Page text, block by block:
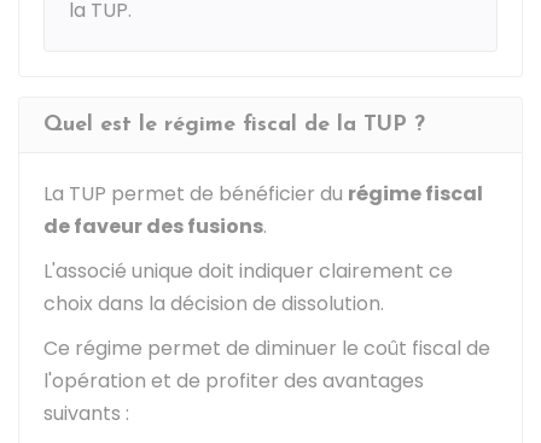
la TUP.
Quel est le régime fiscal de la TUP ?
La TUP permet de bénéficier du régime fiscal
de faveur des fusions.
L'associé unique doit indiquer clairement ce
choix dans la décision de dissolution.
Ce régime permet de diminuer le coût fiscal de
l'opération et de profiter des avantages
suivants :